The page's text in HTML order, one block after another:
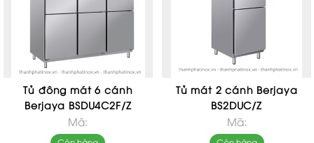
Tủ đông mát 6 cánh
Berjaya BSDU4C2F/Z
Mã:
Tủ mát 2 cánh Berjaya
BS2DUC/Z
Mã: